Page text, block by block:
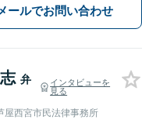
ールでお問い合わせ
弁
インタビューを
見る
屋西宮市民法律事務所